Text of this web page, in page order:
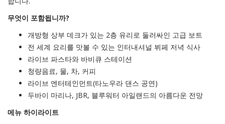
무엇이 포함됩니까?
개방형 상부 데크가 있는 2층 유리로 둘러싸인 고급 보트
전 세계 요리를 맛볼 수 있는 인터내셔널 뷔페 저녁 식사
라이브 파스타와 바비큐 스테이션
청량음료, 물, 차, 커피
라이브 엔터테인먼트(타노우라 댄스 공연)
두바이 마리나, JBR, 블루워터 아일랜드의 아름다운 전망
메뉴 하이라이트